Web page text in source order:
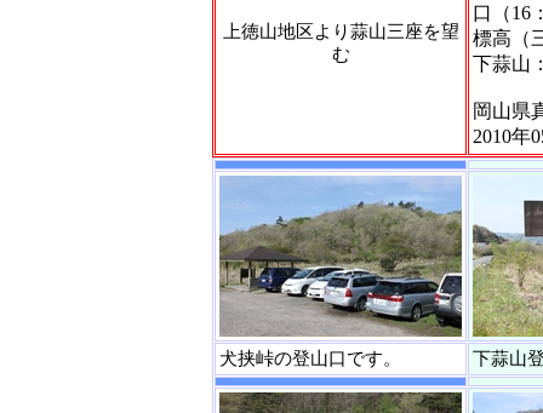
上徳山地区より蒜山三座を望
む
口（16
標高（
下蒜山
岡山県
2010年
犬挟峠の登山口です。 下蒜山